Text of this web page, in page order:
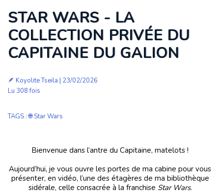
STAR WARS - LA
COLLECTION PRIVÉE DU
CAPITAINE DU GALION
🪶 Koyolite Tseila | 23/02/2026
Lu 308 fois
TAGS :🌐 Star Wars
Bienvenue dans l’antre du Capitaine, matelots !
Aujourd’hui, je vous ouvre les portes de ma cabine pour vous
présenter, en vidéo, l’une des étagères de ma bibliothèque
sidérale, celle consacrée à la franchise Star Wars.